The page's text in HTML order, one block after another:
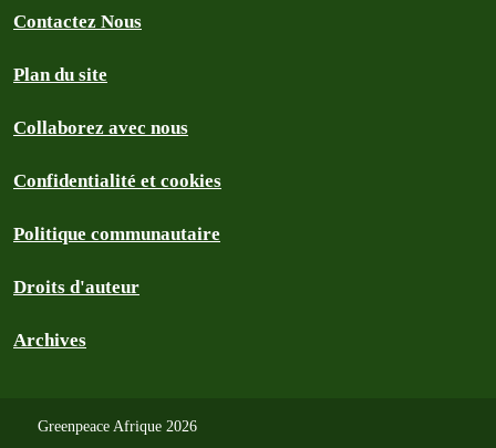
Contactez Nous
Plan du site
Collaborez avec nous
Confidentialité et cookies
Politique communautaire
Droits d'auteur
Archives
Greenpeace Afrique 2026